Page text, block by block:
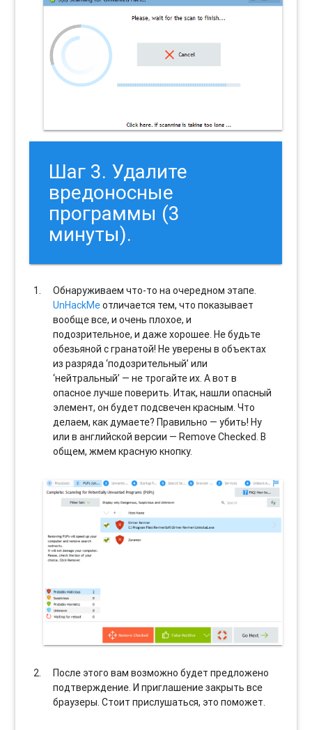
Шаг 3. Удалите
вредоносные
программы (3
минуты).
Обнаруживаем что-то на очередном этапе.
UnHackMeотличается тем, что показывает
вообще все, и очень плохое, и
подозрительное, и даже хорошее. Не будьте
обезьяной с гранатой! Не уверены в объектах
из разряда ‘подозрительный’ или
‘нейтральный’ — не трогайте их. А вот в
опасное лучше поверить. Итак, нашли опасный
элемент, он будет подсвечен красным. Что
делаем, как думаете? Правильно — убить! Ну
или в английской версии — Remove Checked. В
общем, жмем красную кнопку.
После этого вам возможно будет предложено
подтверждение. И приглашение закрыть все
браузеры. Стоит прислушаться, это поможет.